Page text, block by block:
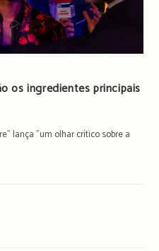
os ingredientes principais
lança "um olhar crítico sobre a